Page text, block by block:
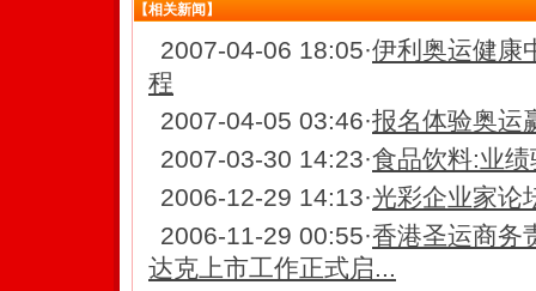
【相关新闻】
2007-04-06 18:05·伊利奥运健康
程
2007-04-05 03:46·报名体验奥运
2007-03-30 14:23·食品饮料:业
2006-12-29 14:13·光彩企业家论
2006-11-29 00:55·香港圣运商务
达克上市工作正式启...